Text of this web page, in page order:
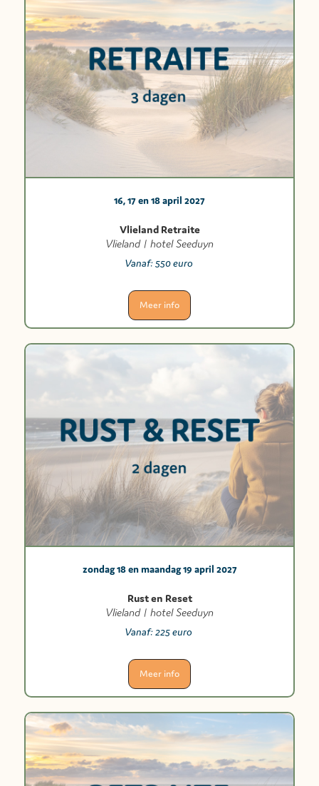
16, 17 en 18 april 2027
Vlieland Retraite
Vlieland | hotel Seeduyn
Vanaf: 550 euro
Meer info
zondag 18 en maandag 19 april 2027
Rust en Reset
Vlieland | hotel Seeduyn
Vanaf:225 euro
Meer info